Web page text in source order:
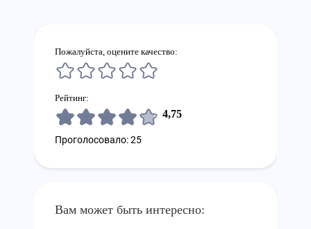
Пожалуйста, оцените качество:
Рейтинг:
4,75
Проголосовало: 25
Вам может быть интересно: